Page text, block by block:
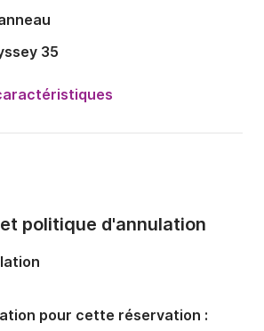
35
de bains:
politique d'annulation
pour cette réservation :